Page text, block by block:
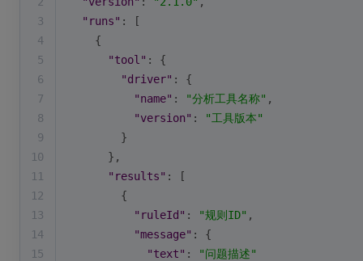
3
"runs" : [
4
    {
5
"tool" : {
6
"driver" : {
7
"name" : "分析工具名称" ,
8
"version" :
"工具版本"
9
        }
10
      },
11
"results" : [
12
        {
13
"ruleId" : "规则ID" ,
14
"message" : {
15
"text" :
"问题描述"